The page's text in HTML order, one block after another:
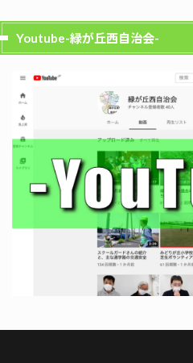
Youtube-緑が丘西自治会-